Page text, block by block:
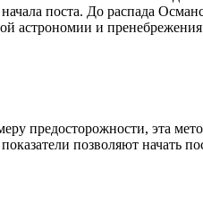
начала поста. До распада
астрономии и
предосторожности, эта
позволяют начать